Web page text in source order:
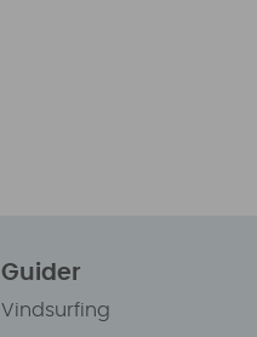
Guider
Vindsurfing